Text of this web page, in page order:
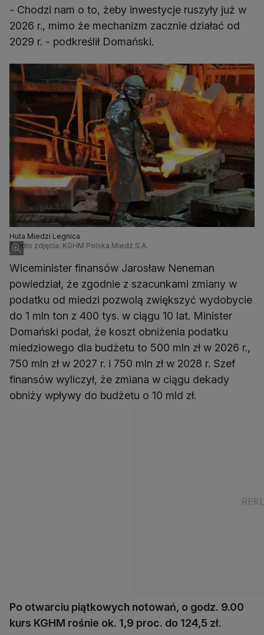
- Chodzi nam o to, żeby inwestycje ruszyły już w
2026 r., mimo że mechanizm zacznie działać od
2029 r. - podkreślił Domański.
Huta Miedzi Legnica
Źródło zdjęcia: KGHM Polska Miedź S.A.
Wiceminister finansów Jarosław Neneman
powiedział, że zgodnie z szacunkami zmiany w
podatku od miedzi pozwolą zwiększyć wydobycie
do 1 mln ton z 400 tys. w ciągu 10 lat. Minister
Domański podał, że koszt obniżenia podatku
miedziowego dla budżetu to 500 mln zł w 2026 r.,
750 mln zł w 2027 r. i 750 mln zł w 2028 r. Szef
finansów wyliczył, że zmiana w ciągu dekady
obniży wpływy do budżetu o 10 mld zł.
Po otwarciu piątkowych notowań, o godz. 9.00
kurs KGHM rośnie ok. 1,9 proc. do 124,5 zł.